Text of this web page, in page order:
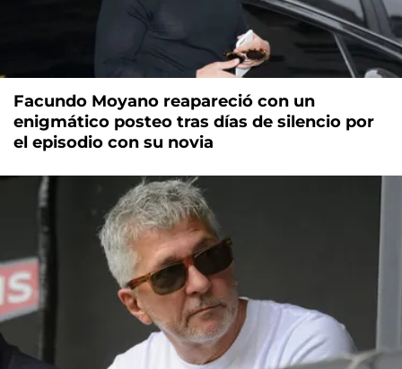
Facundo Moyano reapareció con un
enigmático posteo tras días de silencio por
el episodio con su novia